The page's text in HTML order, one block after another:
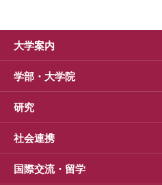
大学案内
学部・大学院
研究
社会連携
国際交流・留学